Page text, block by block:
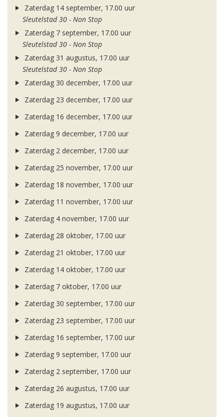
Zaterdag 14 september, 17.00 uur
Sleutelstad 30 - Non Stop
Zaterdag 7 september, 17.00 uur
Sleutelstad 30 - Non Stop
Zaterdag 31 augustus, 17.00 uur
Sleutelstad 30 - Non Stop
Zaterdag 30 december, 17.00 uur
Zaterdag 23 december, 17.00 uur
Zaterdag 16 december, 17.00 uur
Zaterdag 9 december, 17.00 uur
Zaterdag 2 december, 17.00 uur
Zaterdag 25 november, 17.00 uur
Zaterdag 18 november, 17.00 uur
Zaterdag 11 november, 17.00 uur
Zaterdag 4 november, 17.00 uur
Zaterdag 28 oktober, 17.00 uur
Zaterdag 21 oktober, 17.00 uur
Zaterdag 14 oktober, 17.00 uur
Zaterdag 7 oktober, 17.00 uur
Zaterdag 30 september, 17.00 uur
Zaterdag 23 september, 17.00 uur
Zaterdag 16 september, 17.00 uur
Zaterdag 9 september, 17.00 uur
Zaterdag 2 september, 17.00 uur
Zaterdag 26 augustus, 17.00 uur
Zaterdag 19 augustus, 17.00 uur